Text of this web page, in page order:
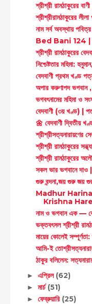
শ্রীশ্রী রামঠাকুরের
শ্রীশ্রীরামঠাকুরের
নাম সর্ব অবস্থায়
Bed Bani 124 |
শ্রীশ্রী রামঠাকুরের
নিশ্চেষ্টতার মহিমা:
বেদবাণী প্রথম খণ্ড
অপার করুণাপদ ভগবান ,
ভগবৎনামের মহিমা ও
বেদবাণী (৩য় খণ্ড) |
🌼 বেদবাণী দ্বিতীয়
শ্রীশ্রীসত্যনারায়ণের
শ্রীশ্রী রামঠাকুরের
শ্রীশ্রী রামঠাকুরের
সকল ভার ভগবানে দাও
গুরু বন্দনা,জয় গুরু জয়
Madhur
Krishna
নাম ও ভগবান এক —
ভক্তবৎসল শ্রীশ্রী
মায়ের কোলেই
আমি-ই
ঠাকুর বলিলেন:
► এপ্রিল (62)
► মার্চ(51)
► ফেব্রুয়ারি (25)